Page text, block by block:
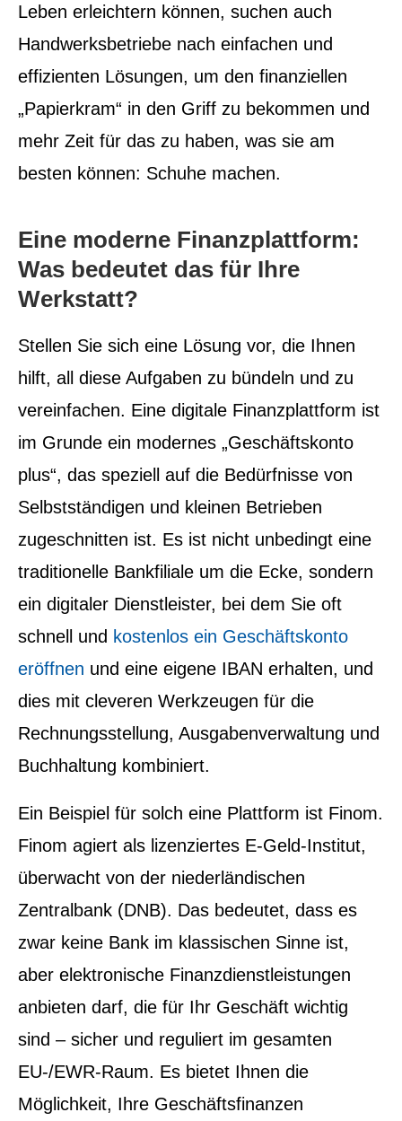
Leben erleichtern können, suchen auch
Handwerksbetriebe nach einfachen und
effizienten Lösungen, um den finanziellen
„Papierkram“ in den Griff zu bekommen und
mehr Zeit für das zu haben, was sie am
besten können: Schuhe machen.
Eine moderne Finanzplattform:
Was bedeutet das für Ihre
Werkstatt?
Stellen Sie sich eine Lösung vor, die Ihnen
hilft, all diese Aufgaben zu bündeln und zu
vereinfachen. Eine digitale Finanzplattform ist
im Grunde ein modernes „Geschäftskonto
plus“, das speziell auf die Bedürfnisse von
Selbstständigen und kleinen Betrieben
zugeschnitten ist. Es ist nicht unbedingt eine
traditionelle Bankfiliale um die Ecke, sondern
ein digitaler Dienstleister, bei dem Sie oft
schnell und kostenlos ein Geschäftskonto
eröffnen und eine eigene IBAN erhalten, und
dies mit cleveren Werkzeugen für die
Rechnungsstellung, Ausgabenverwaltung und
Buchhaltung kombiniert.
Ein Beispiel für solch eine Plattform ist Finom.
Finom agiert als lizenziertes E-Geld-Institut,
überwacht von der niederländischen
Zentralbank (DNB). Das bedeutet, dass es
zwar keine Bank im klassischen Sinne ist,
aber elektronische Finanzdienstleistungen
anbieten darf, die für Ihr Geschäft wichtig
sind – sicher und reguliert im gesamten
EU-/EWR-Raum. Es bietet Ihnen die
Möglichkeit, Ihre Geschäftsfinanzen